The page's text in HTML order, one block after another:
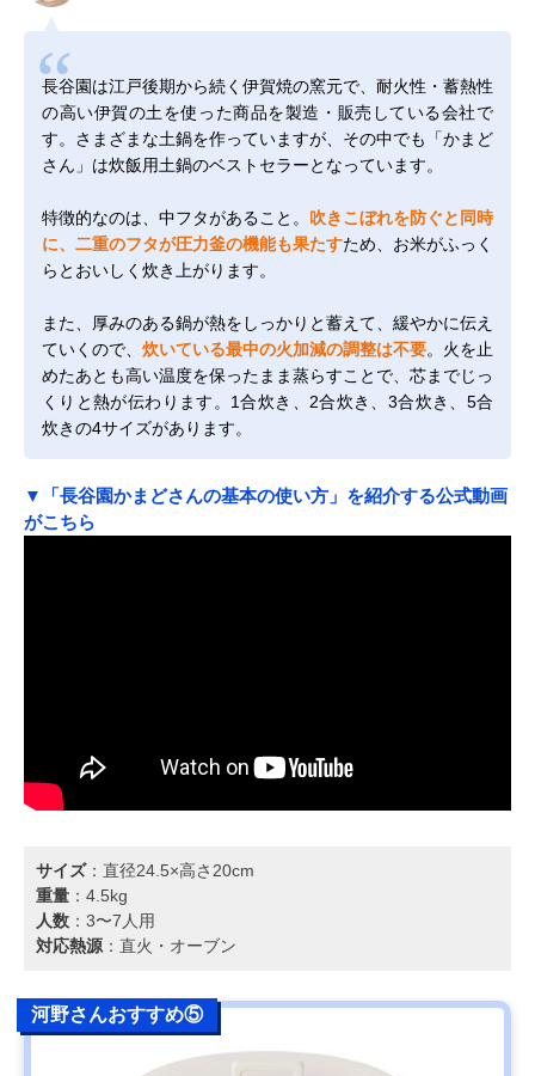
長谷園は江戸後期から続く伊賀焼の窯元で、耐火性・蓄熱性
の高い伊賀の土を使った商品を製造・販売している会社で
す。さまざまな土鍋を作っていますが、その中でも「かまど
さん」は炊飯用土鍋のベストセラーとなっています。
特徴的なのは、中フタがあること。 吹きこぼれを防ぐと同時
に、二重のフタが圧力釜の機能も果たすため、お米がふっく
らとおいしく炊き上がります。
また、厚みのある鍋が熱をしっかりと蓄えて、緩やかに伝え
ていくので、 炊いている最中の火加減の調整は不要。火を止
めたあとも高い温度を保ったまま蒸らすことで、芯までじっ
くりと熱が伝わります。1合炊き、2合炊き、3合炊き、5合
炊きの4サイズがあります。
▼「長谷園かまどさんの基本の使い方」を紹介する公式動画
がこちら
サイズ：直径24.5×高さ20cm
重量 ：4.5kg
人数 ：3〜7人用
対応熱源 ：直火・オーブン
河野さんおすすめ⑤